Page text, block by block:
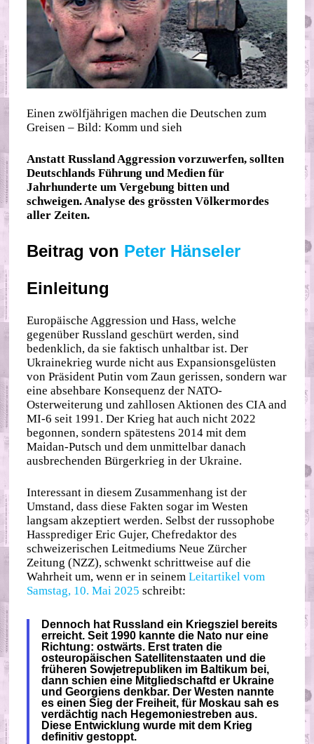
Einen zwölfjährigen machen die Deutschen zum
Greisen – Bild: Komm und sieh
Anstatt Russland Aggression vorzuwerfen, sollten
Deutschlands Führung und Medien für
Jahrhunderte um Vergebung bitten und
schweigen. Analyse des grössten Völkermordes
aller Zeiten.
Beitrag von Peter Hänseler
Einleitung
Europäische Aggression und Hass, welche
gegenüber Russland geschürt werden, sind
bedenklich, da sie faktisch unhaltbar ist. Der
Ukrainekrieg wurde nicht aus Expansionsgelüsten
von Präsident Putin vom Zaun gerissen, sondern war
eine absehbare Konsequenz der NATO-
Osterweiterung und zahllosen Aktionen des CIA and
MI-6 seit 1991. Der Krieg hat auch nicht 2022
begonnen, sondern spätestens 2014 mit dem
Maidan-Putsch und dem unmittelbar danach
ausbrechenden Bürgerkrieg in der Ukraine.
Interessant in diesem Zusammenhang ist der
Umstand, dass diese Fakten sogar im Westen
langsam akzeptiert werden. Selbst der russophobe
Hassprediger Eric Gujer, Chefredaktor des
schweizerischen Leitmediums Neue Zürcher
Zeitung (NZZ), schwenkt schrittweise auf die
Wahrheit um, wenn er in seinemLeitartikel vom
Samstag, 10. Mai 2025 schreibt:
Dennoch hat Russland ein Kriegsziel bereits
erreicht. Seit 1990 kannte die Nato nur eine
Richtung: ostwärts. Erst traten die
osteuropäischen Satellitenstaaten und die
früheren Sowjetrepubliken im Baltikum bei,
dann schien eine Mitgliedschaftd er Ukraine
und Georgiens denkbar. Der Westen nannte
es einen Sieg der Freiheit, für Moskau sah es
verdächtig nach Hegemoniestreben aus.
Diese Entwicklung wurde mit dem Krieg
definitiv gestoppt.